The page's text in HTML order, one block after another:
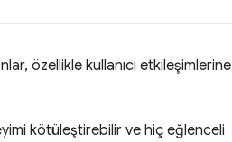
özellikle kullanıcı etkileşimlerine
kötüleştirebilir ve hiç eğlenceli